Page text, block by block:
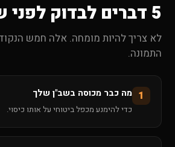
5 דברים לבדוק לפני שבוחרים
לא צריך להיות מומחה. אלה חמש
התמונה.
1 מה כבר מכוסה בשב"ן שלך
כדי להימנע מכפל ביטוחי על אותו כיסוי.